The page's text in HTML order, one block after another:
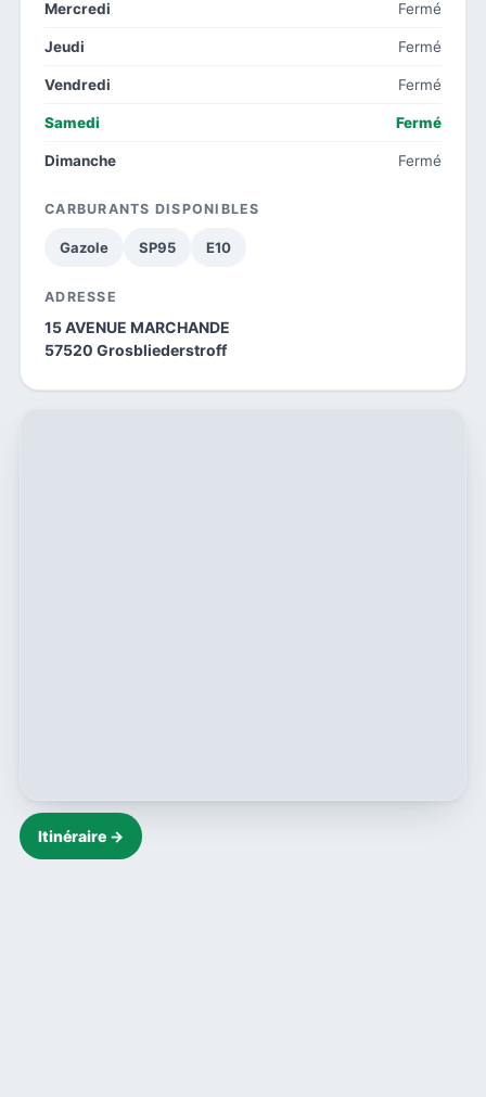
Mercredi Fermé
Jeudi Fermé
Vendredi Fermé
Samedi Fermé
Dimanche Fermé
CARBURANTS DISPONIBLES
Gazole SP95 E10
ADRESSE
15 AVENUE MARCHANDE
57520 Grosbliederstroff
Itinéraire →